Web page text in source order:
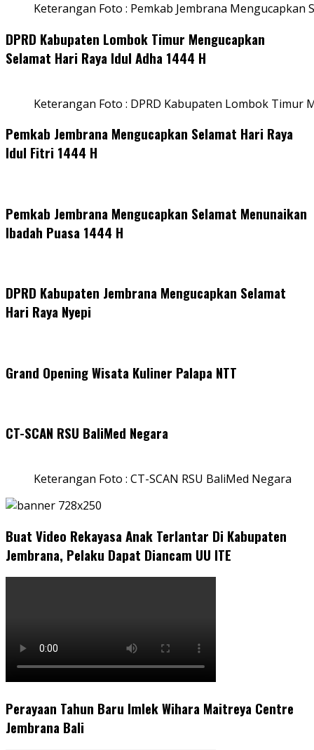
Keterangan Foto : Pemkab Jembrana Mengucapkan
DPRD Kabupaten Lombok Timur Mengucapkan
Selamat Hari Raya Idul Adha 1444 H
Keterangan Foto : DPRD Kabupaten Lombok Timur
Pemkab Jembrana Mengucapkan Selamat Hari Raya
Idul Fitri 1444 H
Pemkab Jembrana Mengucapkan Selamat Menunaikan
Ibadah Puasa 1444 H
DPRD Kabupaten Jembrana Mengucapkan Selamat
Hari Raya Nyepi
Grand Opening Wisata Kuliner Palapa NTT
CT-SCAN RSU BaliMed Negara
Keterangan Foto : CT-SCAN RSU BaliMed Negara
Buat Video Rekayasa Anak Terlantar Di Kabupaten
Jembrana, Pelaku Dapat Diancam UU ITE
Perayaan Tahun Baru Imlek Wihara Maitreya Centre
Jembrana Bali